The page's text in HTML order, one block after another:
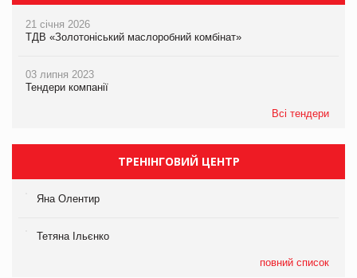
21 січня 2026
ТДВ «Золотоніський маслоробний комбінат»
03 липня 2023
Тендери компанії
Всі тендери
ТРЕНІНГОВИЙ ЦЕНТР
Яна Олентир
Тетяна Ільєнко
повний список